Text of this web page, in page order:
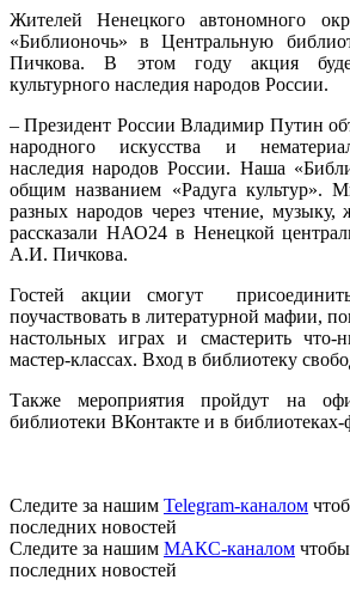
Жителей Ненецкого автономного
«Библионочь» в Центральную
Пичкова. В этом году акция
культурного наследия народов России.
– Президент России Владимир Путин
народного искусства и
наследия народов России. Наша
общим названием «Радуга культур».
разных народов через чтение,
рассказали НАО24 в Ненецкой
А.И. Пичкова.
Гостей акции смогут
поучаствовать в литературной мафии,
настольных играх и смастерить что-
мастер-классах. Вход в библиотеку
Также мероприятия пройдут на
библиотеки ВКонтакте и в библиотеках-
Следите за нашим Telegram-каналом
последних новостей
Следите за нашим МАКС-каналом
последних новостей